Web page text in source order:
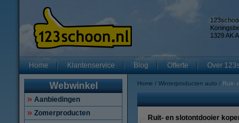
1329 AK
Home Klantenservice Blog Offerte Over
Webwinkel
Aanbiedingen
Zomerproducten
Home Winterproducten auto Ruit-
Ruit- en slotontdooier